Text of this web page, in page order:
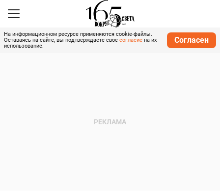
На информационном ресурсе применяются cookie-файлы.
Оставаясь на сайте, вы подтверждаете свое согласие на их
использование.
Согласен